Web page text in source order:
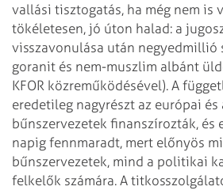
vallási tisztogatás, ha még nem is
tökéletesen, jó úton halad: a
visszavonulása után negyedmillió
goranit és nem-muszlim albánt
KFOR közreműködésével). A
eredetileg nagyrészt az európai
bűnszervezetek finanszírozták, és
napig fennmaradt, mert előnyös
bűnszervezetek, mind a politikai
felkelők számára. A